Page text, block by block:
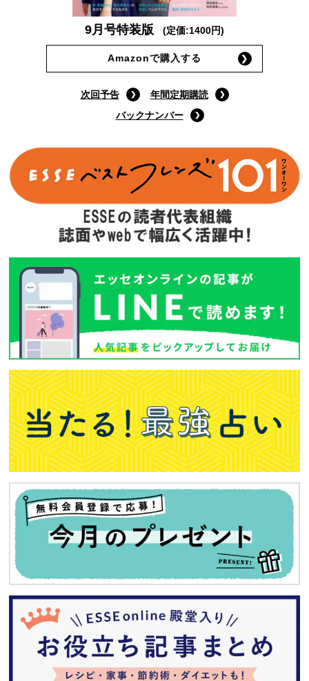
9月号特装版 (定価:1400円)
Amazonで購入する
次回予告
年間定期購読
バックナンバー